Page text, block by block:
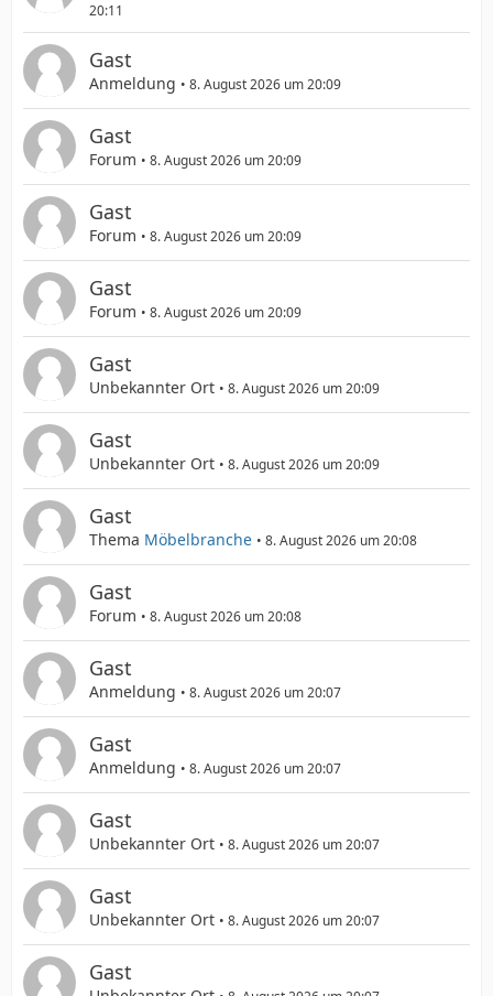
20:11
Gast
Anmeldung 8. August 2026 um 20:09
Gast
Forum 8. August 2026 um 20:09
Gast
Forum 8. August 2026 um 20:09
Gast
Forum 8. August 2026 um 20:09
Gast
Unbekannter Ort 8. August 2026 um 20:09
Gast
Unbekannter Ort 8. August 2026 um 20:09
Gast
Thema Möbelbranche 8. August 2026 um 20:08
Gast
Forum 8. August 2026 um 20:08
Gast
Anmeldung 8. August 2026 um 20:07
Gast
Anmeldung 8. August 2026 um 20:07
Gast
Unbekannter Ort 8. August 2026 um 20:07
Gast
Unbekannter Ort 8. August 2026 um 20:07
Gast